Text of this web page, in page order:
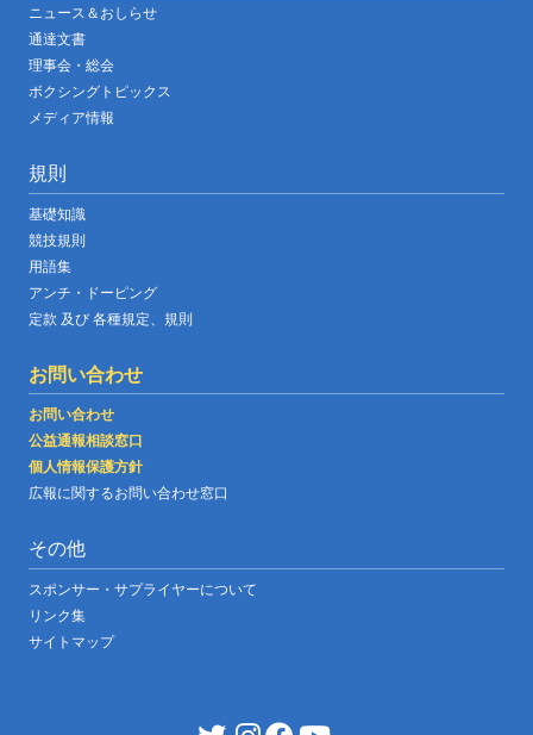
ニュース＆おしらせ
通達文書
理事会・総会
ボクシングトピックス
メディア情報
規則
基礎知識
競技規則
用語集
アンチ・ドーピング
定款 及び 各種規定、規則
お問い合わせ
お問い合わせ
公益通報相談窓口
個人情報保護方針
広報に関するお問い合わせ窓口
その他
スポンサー・サプライヤーについて
リンク集
サイトマップ